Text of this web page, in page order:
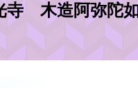
木造阿弥陀如